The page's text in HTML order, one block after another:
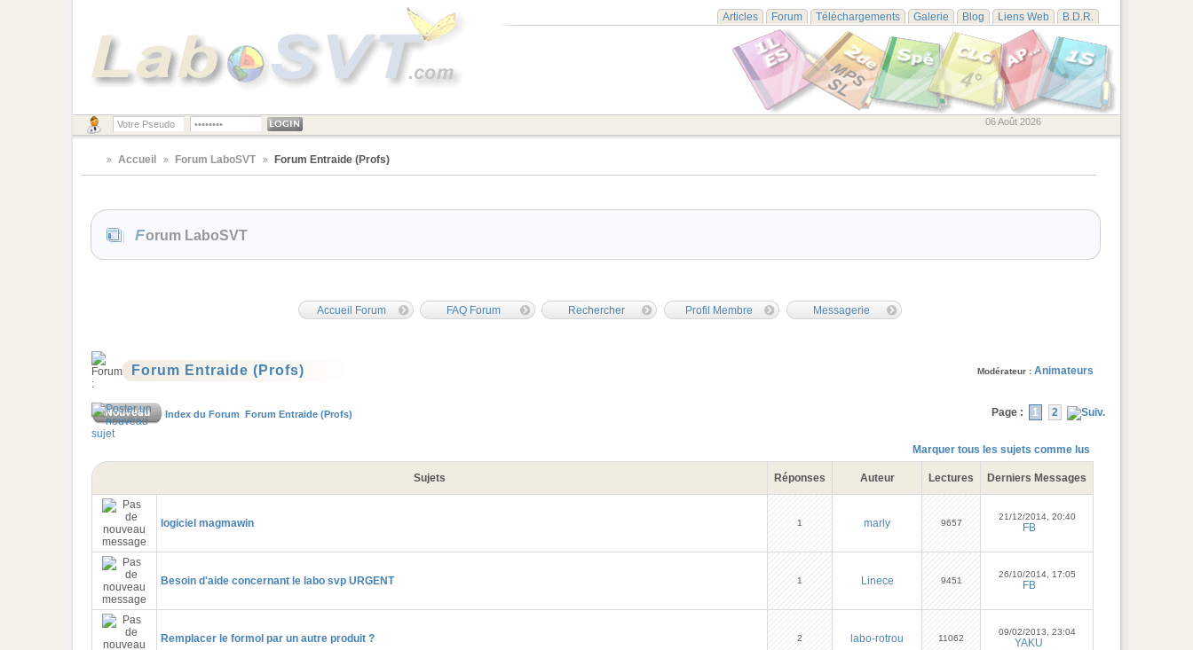
Articles Forum Téléchargements Galerie Blog Liens Web B.D.R.
06 Août 2026
Accueil Forum LaboSVT Forum Entraide (Profs)
Forum LaboSVT
Accueil Forum FAQ Forum Rechercher Profil Membre Messagerie
Forum Entraide (Profs) Modérateur :Animateurs
Index du Forum Forum Entraide (Profs) Page : 1 2
Marquer tous les sujets comme lus
Sujets Réponses Auteur Lectures Derniers Messages
logiciel magmawin 1 marly 9657
21/12/2014, 20:40
FB
Besoin d'aide concernant le labo svp URGENT 1 Linece 9451
26/10/2014, 17:05
FB
Remplacer le formol par un autre produit ? 2 labo-rotrou 11062
09/02/2013, 23:04
YAKU